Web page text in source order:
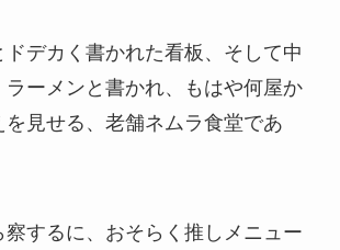
デカく書かれた看板、そして中
ーメンと書かれ、もはや何屋か
見せる、老舗ネムラ食堂であ
するに、おそらく推しメニュー